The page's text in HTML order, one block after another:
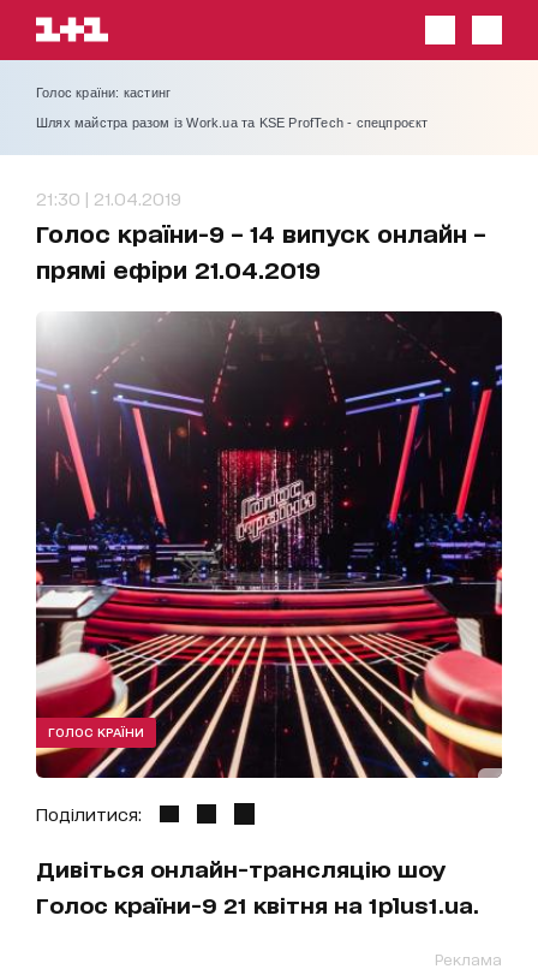
Голос країни: кастинг
Шлях майстра разом із Work.ua та KSE ProfTech - спецпроєкт
21:30 | 21.04.2019
Голос країни-9 – 14 випуск онлайн –
прямі ефіри 21.04.2019
ГОЛОС КРАЇНИ
Поділитися:
Дивіться онлайн-трансляцію шоу
Голос країни-9 21 квітня на 1plus1.ua.
Реклама